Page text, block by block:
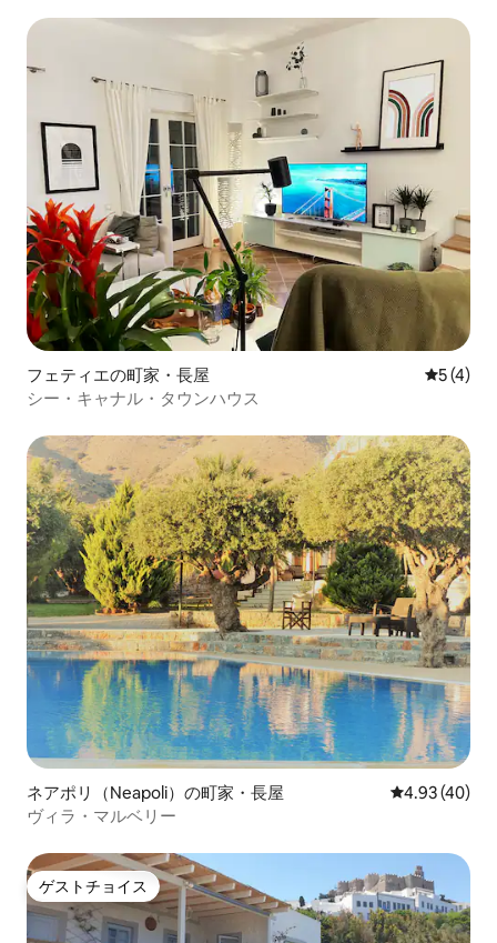
フェティエの町家・長屋 レビュー
5 (4)
シー・キャナル・タウンハウス
ネアポリ（Neapoli）の町家・長屋 レビュー40
4.93 (40)
ヴィラ・マルベリー
ゲストチョイス
ゲストチョイス